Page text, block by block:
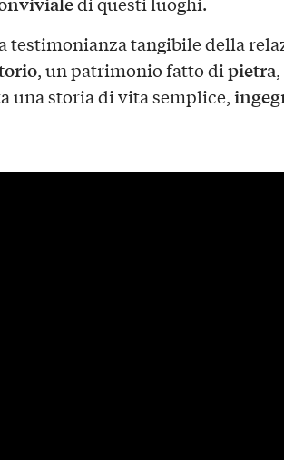
testimonianza tangibile della
, un patrimonio fatto dipietra,
una storia di vita semplice,